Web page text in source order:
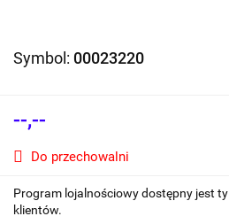
Symbol: 00023220
--,--
Do przechowalni
Program lojalnościowy dostępny jest
klientów.